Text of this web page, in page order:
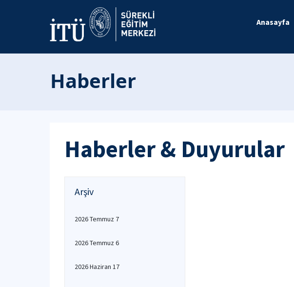
Anasayfa
Haberler
Haberler & Duyurular
Arşiv
2026 Temmuz 7
2026 Temmuz 6
2026 Haziran 17